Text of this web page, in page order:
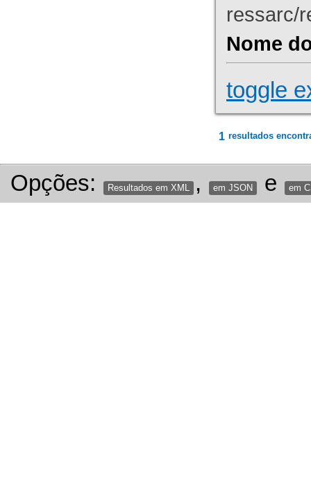
ressarc/
Nome
toggle
1 resultados
Opções: Resultados em XML , em JSON e em